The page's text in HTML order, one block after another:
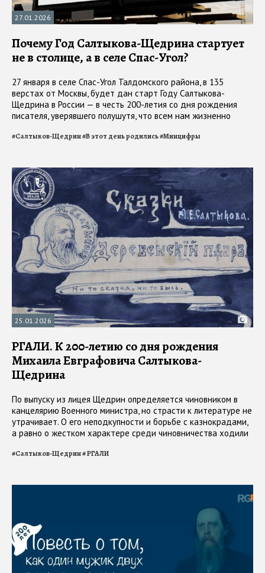
27.01.2026
Почему Год Салтыкова-Щедрина стартует
не в столице, а в селе Спас-Угол?
27 января в селе Спас-Угол Талдомского района, в 135
верстах от Москвы, будет дан старт Году Салтыкова-
Щедрина в России — в честь 200-летия со дня рождения
писателя, уверявшего полушутя, что всем нам жизненно
#Салтыков-Щедрин#В этот день родились#Минцифры
25.01.2026
РГАЛИ. К 200-летию со дня рождения
Михаила Евграфовича Салтыкова-
Щедрина
По выпуску из лицея Щедрин определяется чиновником в
канцелярию Военного министра, но страсти к литературе не
утрачивает. О его неподкупности и борьбе с казнокрадами,
а равно о жестком характере среди чиновничества ходили
#Салтыков-Щедрин#РГАЛИ